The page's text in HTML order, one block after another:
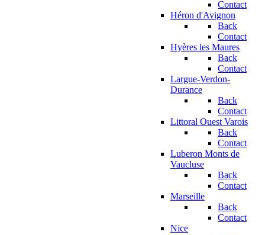
Contact
Héron d'Avignon
Back
Contact
Hyères les Maures
Back
Contact
Largue-Verdon-
Durance
Back
Contact
Littoral Ouest Varois
Back
Contact
Luberon Monts de
Vaucluse
Back
Contact
Marseille
Back
Contact
Nice